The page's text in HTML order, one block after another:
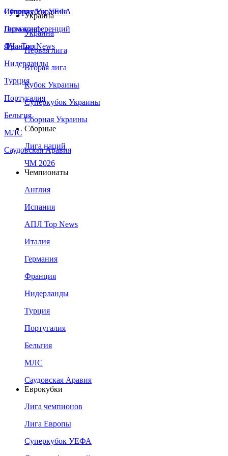
Сборная Украины
Италия
Германия
Франция
Нидерланды
Турция
Португалия
Бельгия
МЛС
Саудовская Аравия
Суперкубок УЕФА
Лига конференций
ЛЧ - Top News
Украина
Украина
Первая лига
Вторая лига
Кубок Украины
Суперкубок Украины
Сборная Украины
Сборные
Лига наций
ЧМ 2026
Чемпионаты
Англия
Испания
АПЛ Top News
Италия
Германия
Франция
Нидерланды
Турция
Португалия
Бельгия
МЛС
Саудовская Аравия
Еврокубки
Лига чемпионов
Лига Европы
Суперкубок УЕФА